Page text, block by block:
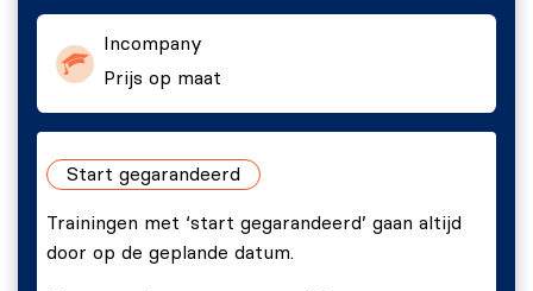
Pas de verworven kennis toe in echte scenario's
en projecten binnen de organisatie.
Breng direct tastbare verbeteringen aan binnen
de organisatie door praktische toepassing van de
BiSL Next | Examenvoorbereiding indien gewenst.
Incompany
Prijs op maat
Start gegarandeerd
Trainingen met ‘start gegarandeerd’ gaan altijd
door op de geplande datum.